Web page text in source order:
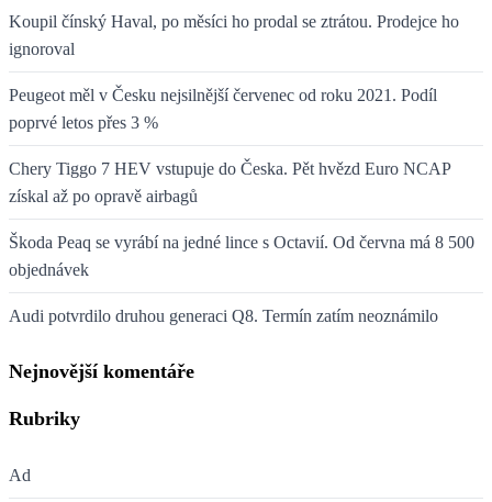
Koupil čínský Haval, po měsíci ho prodal se ztrátou. Prodejce ho
ignoroval
Peugeot měl v Česku nejsilnější červenec od roku 2021. Podíl
poprvé letos přes 3 %
Chery Tiggo 7 HEV vstupuje do Česka. Pět hvězd Euro NCAP
získal až po opravě airbagů
Škoda Peaq se vyrábí na jedné lince s Octavií. Od června má 8 500
objednávek
Audi potvrdilo druhou generaci Q8. Termín zatím neoznámilo
Nejnovější komentáře
Rubriky
Ad